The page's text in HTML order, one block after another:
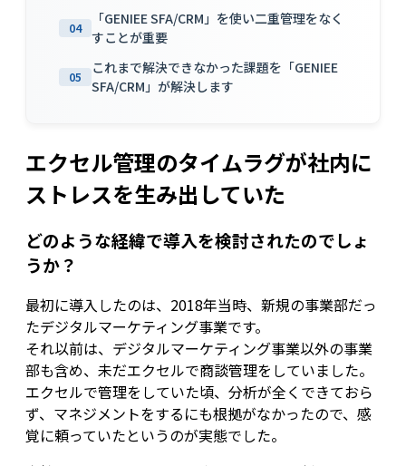
04
「GENIEE SFA/CRM」を使い二重管理をなく
すことが重要
05
これまで解決できなかった課題を「GENIEE
SFA/CRM」が解決します
エクセル管理のタイムラグが社内に
ストレスを生み出していた
どのような経緯で導入を検討されたのでしょ
うか？
最初に導入したのは、2018年当時、新規の事業部だっ
たデジタルマーケティング事業です。
それ以前は、デジタルマーケティング事業以外の事業
部も含め、未だエクセルで商談管理をしていました。
エクセルで管理をしていた頃、分析が全くできておら
ず、マネジメントをするにも根拠がなかったので、感
覚に頼っていたというのが実態でした。